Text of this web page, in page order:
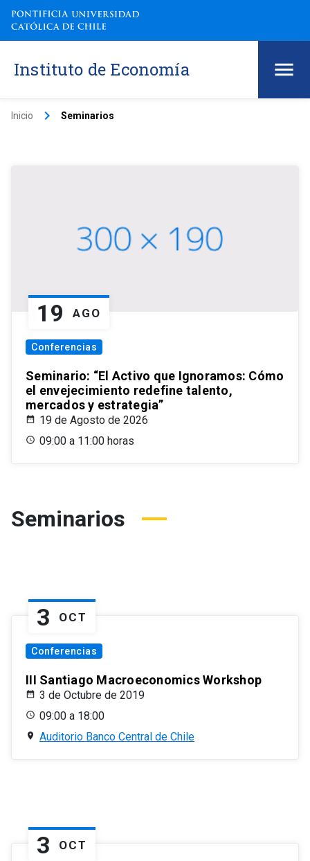
Instituto de Economía
Inicio keyboard_arrow_right Seminarios
19 AGO
Conferencias
Seminario: “El Activo que Ignoramos: Cómo
el envejecimiento redefine talento,
mercados y estrategia”
19 de Agosto de 2026
09:00 a 11:00 horas
Seminarios
3 OCT
Conferencias
III Santiago Macroeconomics Workshop
3 de Octubre de 2019
09:00 a 18:00
Auditorio Banco Central de Chile
3 OCT